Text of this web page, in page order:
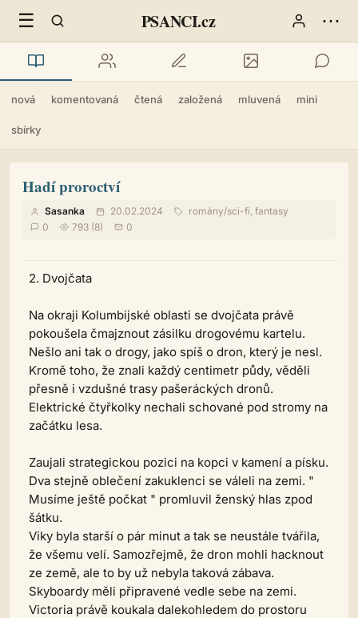
☰ PSANCI.cz ⋯
nová komentovaná čtená založená mluvená mini
sbírky
Hadí proroctví
Sasanka 20.02.2024 romány/sci-fi, fantasy
0
793 (8) 0
2. Dvojčata
Na okraji Kolumbijské oblasti se dvojčata právě
pokoušela čmajznout zásilku drogovému kartelu.
Nešlo ani tak o drogy, jako spíš o dron, který je nesl.
Kromě toho, že znali každý centimetr půdy, věděli
přesně i vzdušné trasy pašeráckých dronů.
Elektrické čtyřkolky nechali schované pod stromy na
začátku lesa.
Zaujali strategickou pozici na kopci v kamení a písku.
Dva stejně oblečení zakuklenci se váleli na zemi. "
Musíme ještě počkat " promluvil ženský hlas zpod
šátku.
Viky byla starší o pár minut a tak se neustále tvářila,
že všemu velí. Samozřejmě, že dron mohli hacknout
ze země, ale to by už nebyla taková zábava.
Skyboardy měli připravené vedle sebe na zemi.
Victoria právě koukala dalekohledem do prostoru